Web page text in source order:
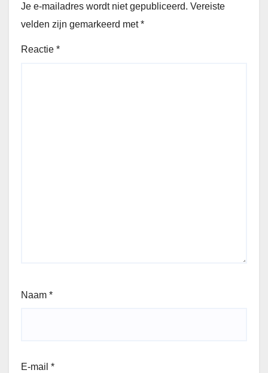
Je e-mailadres wordt niet gepubliceerd. Vereiste
velden zijn gemarkeerd met*
Reactie *
Naam *
E-mail *